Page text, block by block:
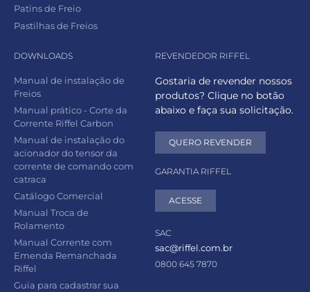
Patins de Freio
Pastilhas de Freios
DOWNLOADS
Manual de instalação de
Freios
Manual prático - Corte da
Corrente Riffel Carbon
Manual de instalação do
acionador do tensor da
corrente de comando com
catraca
Catálogo Comercial
Manual Troca de
Rolamento
Manual Corrente com
Emenda Remanchada
Riffel
Guia para cadastrar sua
REVENDEDOR RIFFEL
Gostaria de revender nossos
produtos? Clique no botão
abaixo e faça sua solicitação.
QUERO REVENDER
GARANTIA RIFFEL
ACESSE
SAC
sac@riffel.com.br
0800 645 7870